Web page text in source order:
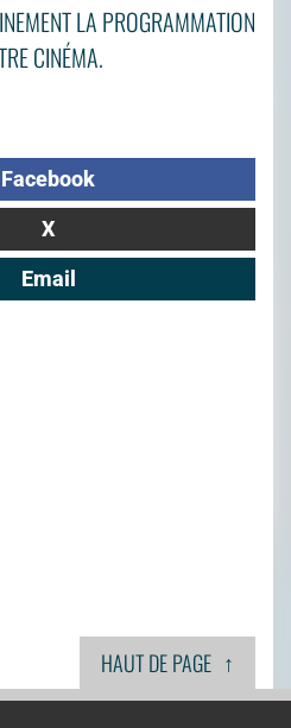
LA PROGRAMMATION
CINÉMA.
Facebook
X
Email
HAUT DE PAGE ↑